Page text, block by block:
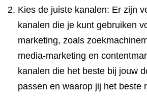
Kies de juiste kanalen: Er zijn
kanalen die je kunt gebruiken
marketing, zoals
media-marketing en
kanalen die het beste bij jouw
passen en waarop jij het beste